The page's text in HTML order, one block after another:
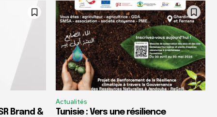
Brand &
Actualités
Tunisie : Vers une résilience